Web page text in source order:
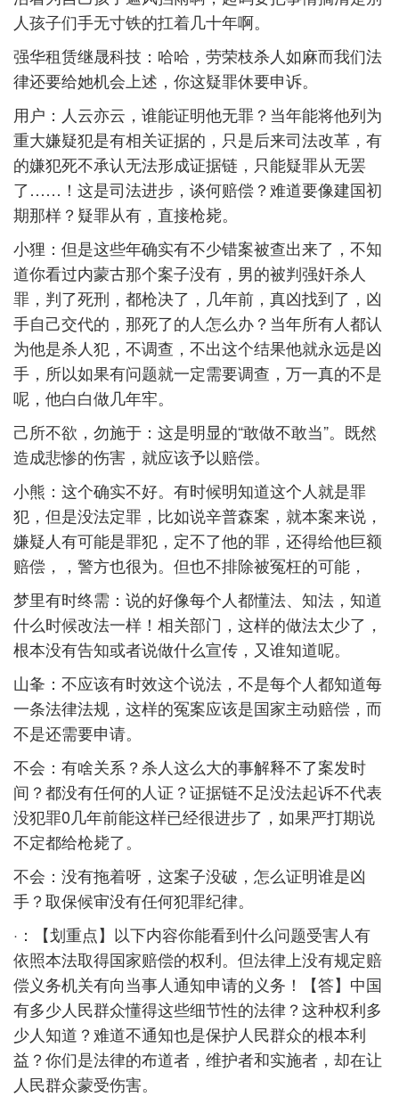
人孩子们手无寸铁的扛着几十年啊。
强华租赁继晟科技：哈哈，劳荣枝杀人如麻而我们法
律还要给她机会上述，你这疑罪休要申诉。
用户：人云亦云，谁能证明他无罪？当年能将他列为
重大嫌疑犯是有相关证据的，只是后来司法改革，有
的嫌犯死不承认无法形成证据链，只能疑罪从无罢
了……！这是司法进步，谈何赔偿？难道要像建国初
期那样？疑罪从有，直接枪毙。
小狸：但是这些年确实有不少错案被查出来了，不知
道你看过内蒙古那个案子没有，男的被判强奸杀人
罪，判了死刑，都枪决了，几年前，真凶找到了，凶
手自己交代的，那死了的人怎么办？当年所有人都认
为他是杀人犯，不调查，不出这个结果他就永远是凶
手，所以如果有问题就一定需要调查，万一真的不是
呢，他白白做几年牢。
己所不欲，勿施于：这是明显的“敢做不敢当”。既然
造成悲惨的伤害，就应该予以赔偿。
小熊：这个确实不好。有时候明知道这个人就是罪
犯，但是没法定罪，比如说辛普森案，就本案来说，
嫌疑人有可能是罪犯，定不了他的罪，还得给他巨额
赔偿，，警方也很为。但也不排除被冤枉的可能，
梦里有时终需：说的好像每个人都懂法、知法，知道
什么时候改法一样！相关部门，这样的做法太少了，
根本没有告知或者说做什么宣传，又谁知道呢。
山夆：不应该有时效这个说法，不是每个人都知道每
一条法律法规，这样的冤案应该是国家主动赔偿，而
不是还需要申请。
不会：有啥关系？杀人这么大的事解释不了案发时
间？都没有任何的人证？证据链不足没法起诉不代表
没犯罪0几年前能这样已经很进步了，如果严打期说
不定都给枪毙了。
不会：没有拖着呀，这案子没破，怎么证明谁是凶
手？取保候审没有任何犯罪纪律。
·：【划重点】以下内容你能看到什么问题受害人有
依照本法取得国家赔偿的权利。但法律上没有规定赔
偿义务机关有向当事人通知申请的义务！【答】中国
有多少人民群众懂得这些细节性的法律？这种权利多
少人知道？难道不通知也是保护人民群众的根本利
益？你们是法律的布道者，维护者和实施者，却在让
人民群众蒙受伤害。